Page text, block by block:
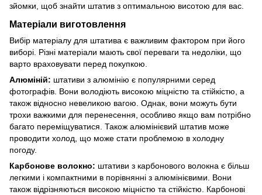
зйомки, щоб знайти штатив з оптимальною висотою для вас.
Матеріали виготовлення
Вибір матеріалу для штатива є важливим фактором при його
виборі. Різні матеріали мають свої переваги та недоліки, що
варто враховувати перед покупкою.
Алюміній: штативи з алюмінію є популярними серед
фотографів. Вони володіють високою міцністю та стійкістю, а
також відносно невеликою вагою. Однак, вони можуть бути
трохи важкими для перенесення, особливо якщо вам потрібно
багато переміщуватися. Також алюмінієвий штатив може
проводити холод, що може стати проблемою в холодну
погоду.
Карбонове волокно: штативи з карбонового волокна є більш
легкими і компактними в порівнянні з алюмінієвими. Вони
також відрізняються високою міцністю та стійкістю. Карбонові